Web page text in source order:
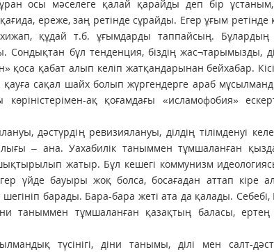
осы мәселеге қалай қарайды деп бір ұстаным,
ереже, заң ретінде сұрайды. Егер ұғым ретінде
құдай т.б. ұғымдарды таппайсың.
бұл тенденция, біздің жас¬тарымызды,
қабат алып келіп жатқандарынан бейхабар.
сақал шайх болып жүргендерге араб
ақ қоғамдағы «исламофобия»
дәстүрдің ревизиялануы, ділдің тілімденуі
– ана. Уахабилік таныммен тұмшаланған
жатыр. Бұл кешегі коммунизм
үйде бауыры жоқ болса, босағадан аттап кіре
барады. Бара-бара жеті ата да қалады. Себебі,
таныммен тұмшаланған қазақтың баласы,
түсінігі, діни танымы, ділі мен салт-